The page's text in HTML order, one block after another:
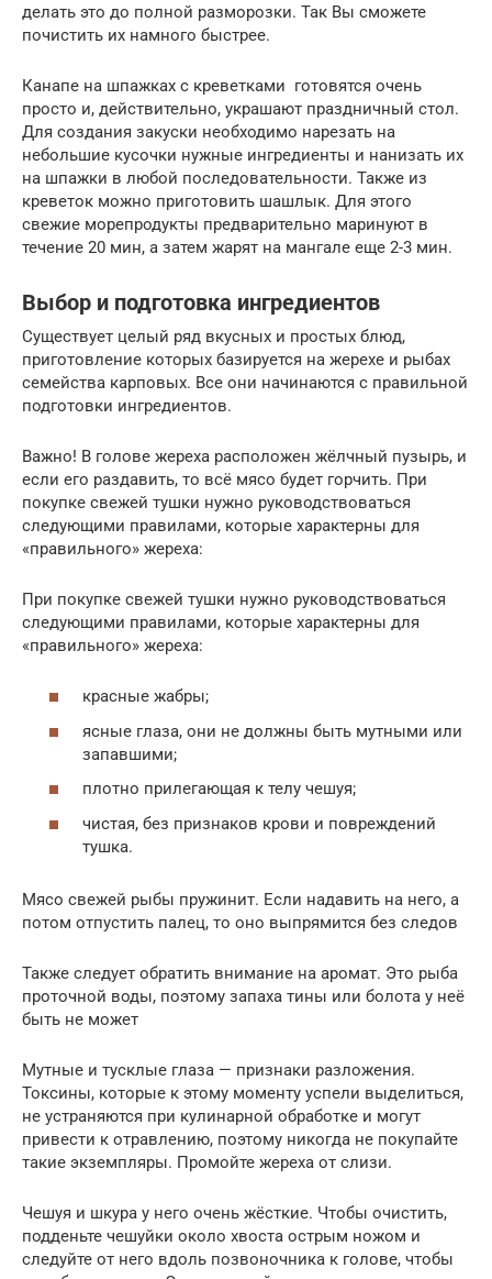
делать это до полной разморозки. Так Вы сможете
почистить их намного быстрее.
Канапе на шпажках с креветками готовятся очень
просто и, действительно, украшают праздничный стол.
Для создания закуски необходимо нарезать на
небольшие кусочки нужные ингредиенты и нанизать их
на шпажки в любой последовательности. Также из
креветок можно приготовить шашлык. Для этого
свежие морепродукты предварительно маринуют в
течение 20 мин, а затем жарят на мангале еще 2-3 мин.
Выбор и подготовка ингредиентов
Существует целый ряд вкусных и простых блюд,
приготовление которых базируется на жерехе и рыбах
семейства карповых. Все они начинаются с правильной
подготовки ингредиентов.
Важно! В голове жереха расположен жёлчный пузырь, и
если его раздавить, то всё мясо будет горчить. При
покупке свежей тушки нужно руководствоваться
следующими правилами, которые характерны для
«правильного» жереха:
При покупке свежей тушки нужно руководствоваться
следующими правилами, которые характерны для
«правильного» жереха:
красные жабры;
ясные глаза, они не должны быть мутными или
запавшими;
плотно прилегающая к телу чешуя;
чистая, без признаков крови и повреждений
тушка.
Мясо свежей рыбы пружинит. Если надавить на него, а
потом отпустить палец, то оно выпрямится без следов
Также следует обратить внимание на аромат. Это рыба
проточной воды, поэтому запаха тины или болота у неё
быть не может
Мутные и тусклые глаза — признаки разложения.
Токсины, которые к этому моменту успели выделиться,
не устраняются при кулинарной обработке и могут
привести к отравлению, поэтому никогда не покупайте
такие экземпляры. Промойте жереха от слизи.
Чешуя и шкура у него очень жёсткие. Чтобы очистить,
подденьте чешуйки около хвоста острым ножом и
следуйте от него вдоль позвоночника к голове, чтобы